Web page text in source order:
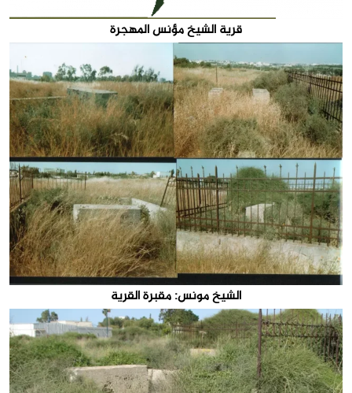
قرية الشيخ مؤنس المهجرة
الشيخ مونس: مقبرة القرية